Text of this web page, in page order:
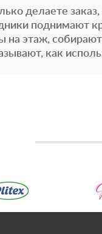
делаете
поднимают
на этаж,
как